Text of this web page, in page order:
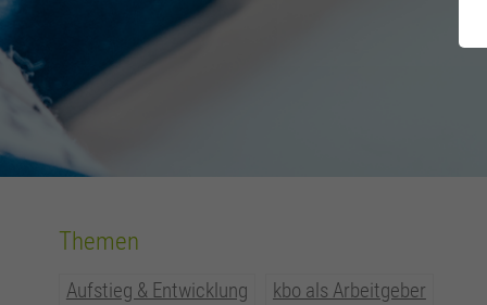
Themen
Aufstieg & Entwicklung
kbo als Arbeitgeber